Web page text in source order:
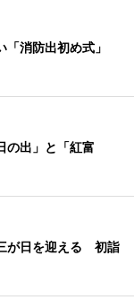
「消防出初め式」
の出」と「紅富
が日を迎える 初詣